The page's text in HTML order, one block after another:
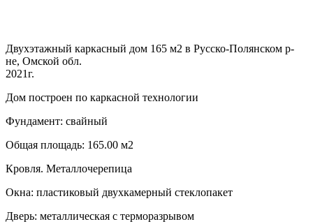
Двухэтажный каркасный дом 165 м2 в Русско-Полянском р-
не, Омской обл.
2021г.
Дом построен по каркасной технологии
Фундамент: свайный
Общая площадь: 165.00 м2
Кровля. Металлочерепица
Окна: пластиковый двухкамерный стеклопакет
Дверь: металлическая с терморазрывом